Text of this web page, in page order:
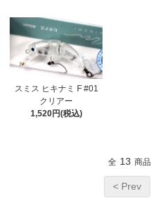
スミス ヒキナミ F #01
クリアー
1,520円(税込)
全 13 商品
< Prev